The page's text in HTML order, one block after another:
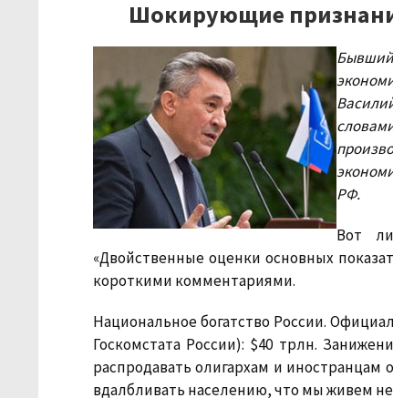
Шокирующие
Бывший
РФ.
Вот
«Двойственные оценки основных
короткими комментариями.
Национальное богатство России.
Госкомстата России): $40 трлн.
распродавать олигархам и
вдалбливать населению, что мы живем